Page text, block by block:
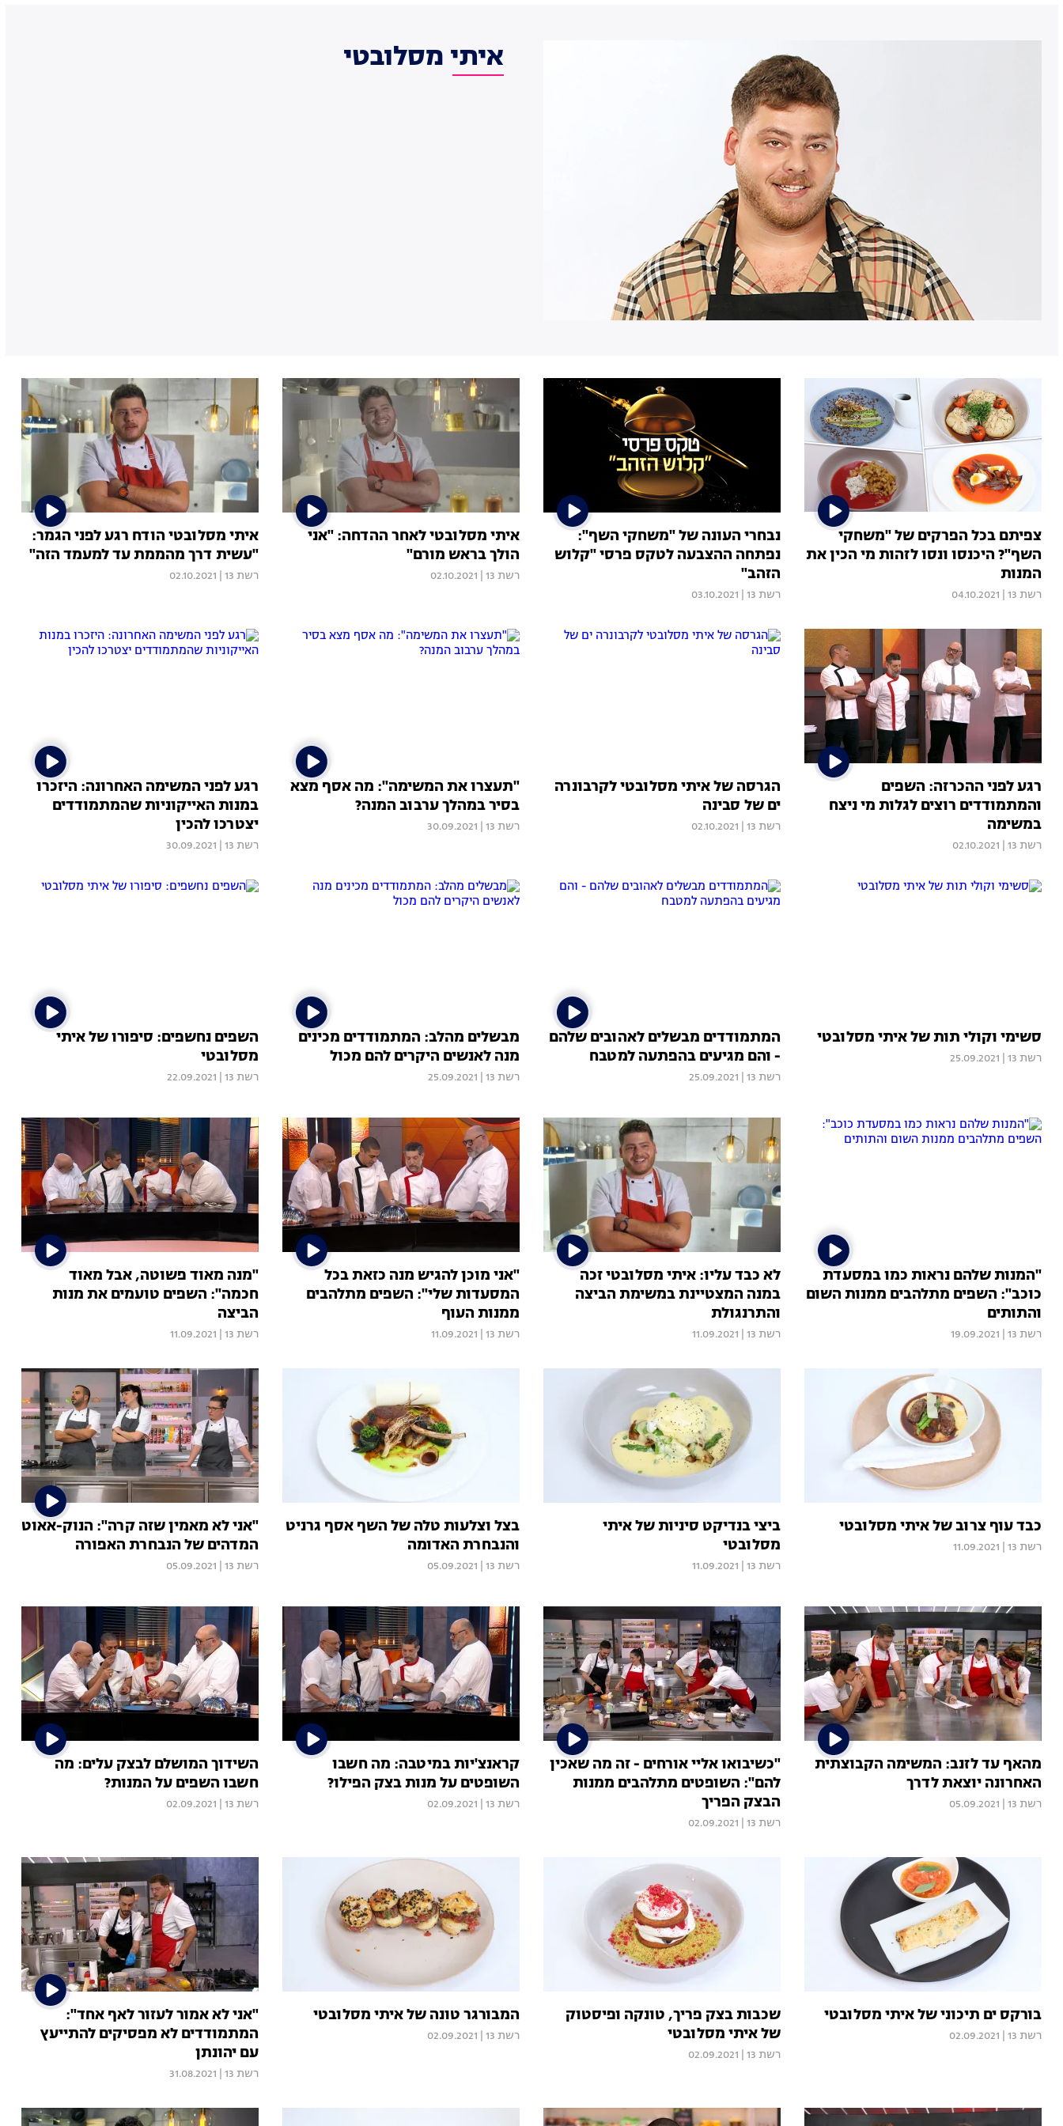
איתי מסלובטי
צפיתם בכל הפרקים של "משחקי
השף"? היכנסו ונסו לזהות מי הכין את
המנות
רשת 13 04.10.2021
נבחרי העונה של "משחקי השף":
נפתחה ההצבעה לטקס פרסי "קלוש
הזהב"
רשת 13 03.10.2021
איתי מסלובטי לאחר ההדחה: "אני
הולך בראש מורם"
רשת 13 02.10.2021
איתי מסלובטי הודח רגע לפני הגמר:
"עשית דרך מהממת עד למעמד הזה"
רשת 13 02.10.2021
רגע לפני ההכרזה: השפים
והמתמודדים רוצים לגלות מי ניצח
במשימה
רשת 13 02.10.2021
הגרסה של איתי מסלובטי לקרבונרה
ים של סבינה
רשת 13 02.10.2021
"תעצרו את המשימה": מה אסף מצא
בסיר במהלך ערבוב המנה?
רשת 13 30.09.2021
רגע לפני המשימה האחרונה: היזכרו
במנות האייקוניות שהמתמודדים
יצטרכו להכין
רשת 13 30.09.2021
סשימי וקולי תות של איתי מסלובטי
רשת 13 25.09.2021
המתמודדים מבשלים לאהובים שלהם
- והם מגיעים בהפתעה למטבח
רשת 13 25.09.2021
מבשלים מהלב: המתמודדים מכינים
מנה לאנשים היקרים להם מכול
רשת 13 25.09.2021
השפים נחשפים: סיפורו של איתי
מסלובטי
רשת 13 22.09.2021
"המנות שלהם נראות כמו במסעדת
כוכב": השפים מתלהבים ממנות השום
והתותים
רשת 13 19.09.2021
לא כבד עליו: איתי מסלובטי זכה
במנה המצטיינת במשימת הביצה
והתרנגולת
רשת 13 11.09.2021
"אני מוכן להגיש מנה כזאת בכל
המסעדות שלי": השפים מתלהבים
ממנות העוף
רשת 13 11.09.2021
"מנה מאוד פשוטה, אבל מאוד
חכמה": השפים טועמים את מנות
הביצה
רשת 13 11.09.2021
כבד עוף צרוב של איתי מסלובטי
רשת 13 11.09.2021
ביצי בנדיקט סיניות של איתי
מסלובטי
רשת 13 11.09.2021
בצל וצלעות טלה של השף אסף גרניט
והנבחרת האדומה
רשת 13 05.09.2021
"אני לא מאמין שזה קרה": הנוק-אאוט
המדהים של הנבחרת האפורה
רשת 13 05.09.2021
מהאף עד לזנב: המשימה הקבוצתית
האחרונה יוצאת לדרך
רשת 13 05.09.2021
"כשיבואו אליי אורחים - זה מה שאכין
להם": השופטים מתלהבים ממנות
הבצק הפריך
רשת 13 02.09.2021
קראנצ'יות במיטבה: מה חשבו
השופטים על מנות בצק הפילו?
רשת 13 02.09.2021
השידוך המושלם לבצק עלים: מה
חשבו השפים על המנות?
רשת 13 02.09.2021
בורקס ים תיכוני של איתי מסלובטי
רשת 13 02.09.2021
שכבות בצק פריך, טונקה ופיסטוק
של איתי מסלובטי
רשת 13 02.09.2021
המבורגר טונה של איתי מסלובטי
רשת 13 02.09.2021
"אני לא אמור לעזור לאף אחד":
המתמודדים לא מפסיקים להתייעץ
עם יהונתן
רשת 13 31.08.2021